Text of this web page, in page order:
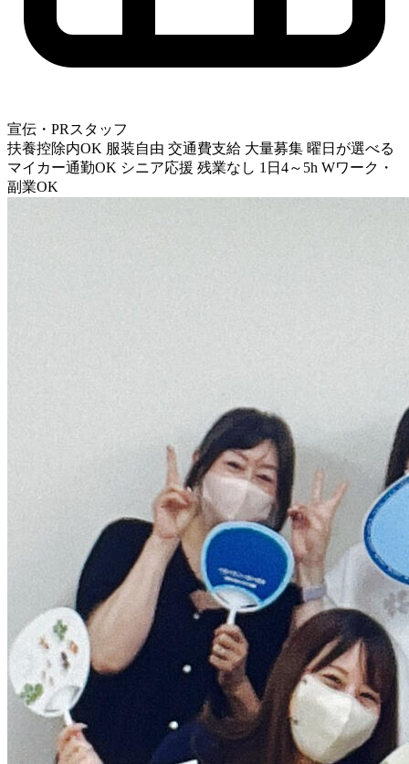
宣伝・PRスタッフ
扶養控除内OK 服装自由 交通費支給 大量募集 曜日が選べる
マイカー通勤OK シニア応援 残業なし 1日4～5h Wワーク・
副業OK